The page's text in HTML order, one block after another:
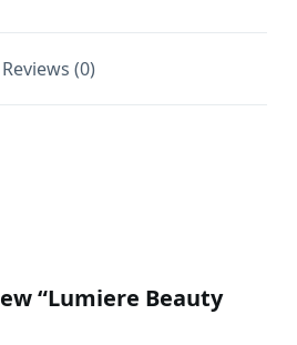
Reviews (0)
“Lumiere Beauty